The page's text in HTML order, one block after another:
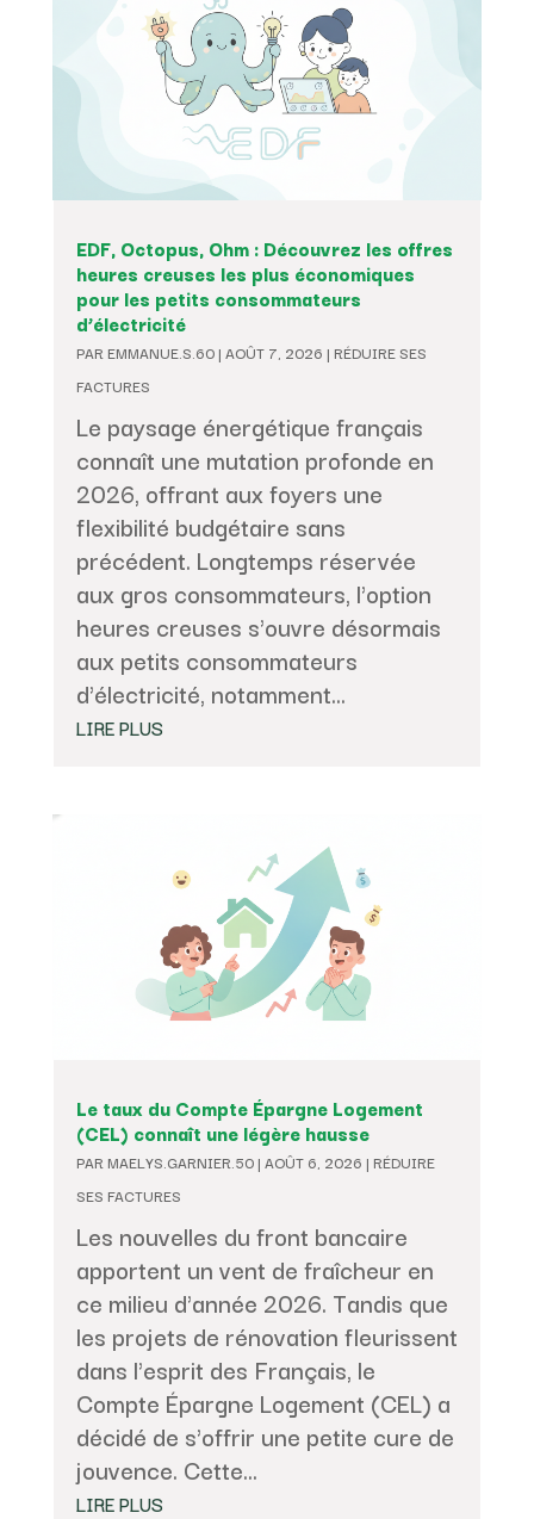
EDF, Octopus, Ohm : Découvrez les offres
heures creuses les plus économiques
pour les petits consommateurs
d’électricité
PAR EMMANUE.S.60| AOÛT 7, 2026 | RÉDUIRE SES
FACTURES
Le paysage énergétique français
connaît une mutation profonde en
2026, offrant aux foyers une
flexibilité budgétaire sans
précédent. Longtemps réservée
aux gros consommateurs, l'option
heures creuses s'ouvre désormais
aux petits consommateurs
d'électricité, notamment...
LIRE PLUS
Le taux du Compte Épargne Logement
(CEL) connaît une légère hausse
PAR MAELYS.GARNIER.50| AOÛT 6, 2026 | RÉDUIRE
SES FACTURES
Les nouvelles du front bancaire
apportent un vent de fraîcheur en
ce milieu d'année 2026. Tandis que
les projets de rénovation fleurissent
dans l'esprit des Français, le
Compte Épargne Logement (CEL) a
décidé de s'offrir une petite cure de
jouvence. Cette...
LIRE PLUS